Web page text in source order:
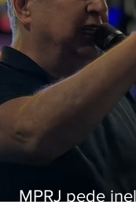
MPRJ pede